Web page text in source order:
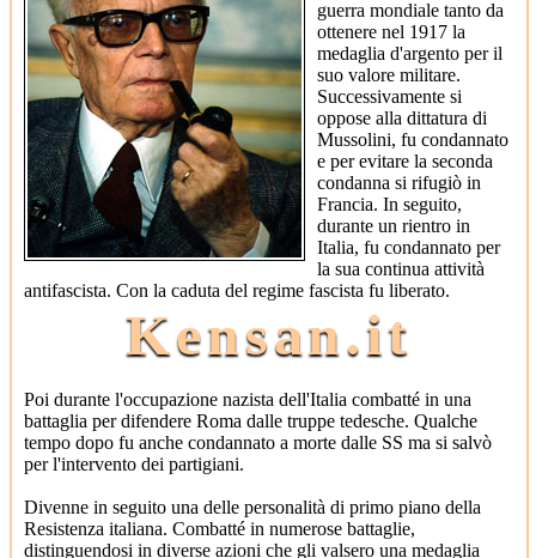
guerra mondiale tanto da
ottenere nel 1917 la
medaglia d'argento per il
suo valore militare.
Successivamente si
oppose alla dittatura di
Mussolini, fu condannato
e per evitare la seconda
condanna si rifugiò in
Francia. In seguito,
durante un rientro in
Italia, fu condannato per
la sua continua attività
antifascista. Con la caduta del regime fascista fu liberato.
Kensan.it
Poi durante l'occupazione nazista dell'Italia combatté in una
battaglia per difendere Roma dalle truppe tedesche. Qualche
tempo dopo fu anche condannato a morte dalle SS ma si salvò
per l'intervento dei partigiani.
Divenne in seguito una delle personalità di primo piano della
Resistenza italiana. Combatté in numerose battaglie,
distinguendosi in diverse azioni che gli valsero una medaglia